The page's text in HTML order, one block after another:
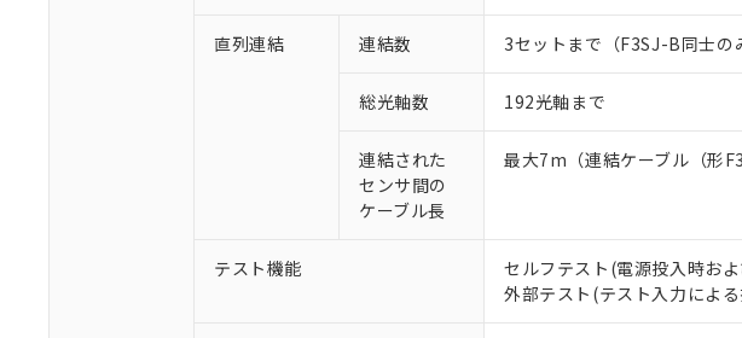
直列連結 連結数 3セットまで（F3SJ-B同士の
総光軸数 192光軸まで
連結された
センサ間の
ケーブル長
最大7m（連結ケーブル（形
テスト機能
セルフテスト(電源投入時お
外部テスト(テスト入力によ